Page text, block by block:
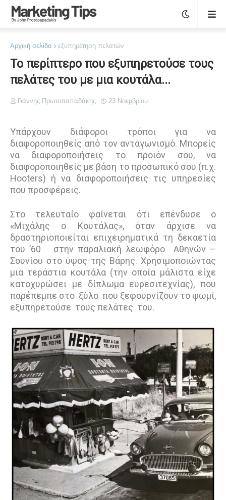
Αρχική σελίδα εξυπηρέτηση πελατών
Το περίπτερο που εξυπηρετούσε τους
πελάτες του με μια κουτάλα...
Γιάννης Πρωτοπαπαδάκης 23 Νοεμβρίου
Υπάρχουν διάφοροι τρόποι για να
διαφοροποιηθείς από τον ανταγωνισμό. Μπορείς
να διαφοροποιήσεις το προϊόν σου, να
διαφοροποιηθείς με βάση το προσωπικό σου (π.χ.
Hooters) ή να διαφοροποιήσεις τις υπηρεσίες
που προσφέρεις.
Στο τελευταίο φαίνεται ότι επένδυσε ο
«Μιχάλης ο Κουτάλας», όταν άρχισε να
δραστηριοποιείται επιχειρηματικά τη δεκαετία
του ’60 στην παραλιακή λεωφόρο Αθηνών –
Σουνίου στο ύψος της Βάρης. Χρησιμοποιώντας
μια τεράστια κουτάλα (την οποία μάλιστα είχε
κατοχυρώσει με δίπλωμα ευρεσιτεχνίας), που
παρέπεμπε στο ξύλο που ξεφουρνίζουν το ψωμί,
εξυπηρετούσε τους πελάτες του.